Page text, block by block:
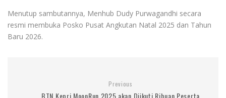
Menutup sambutannya, Menhub Dudy Purwagandhi secara
resmi membuka Posko Pusat Angkutan Natal 2025 dan Tahun
Baru 2026.
Previous
BTN Kepri MoonRun 2025 akan Diikuti Ribuan Peserta